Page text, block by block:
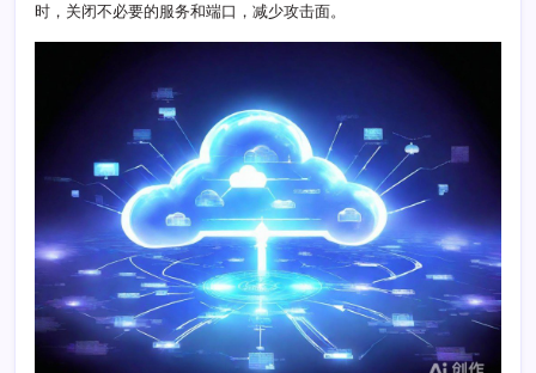
时，关闭不必要的服务和端口，减少攻击面。